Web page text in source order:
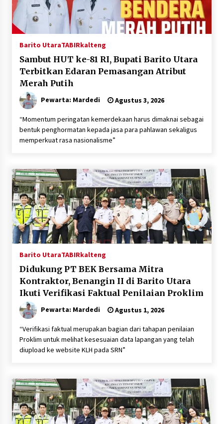
Barito UtaraTABIRkalteng
Sambut HUT ke-81 RI, Bupati Barito Utara
Terbitkan Edaran Pemasangan Atribut
Merah Putih
Pewarta: Mardedi Agustus 3, 2026
“Momentum peringatan kemerdekaan harus dimaknai sebagai
bentuk penghormatan kepada jasa para pahlawan sekaligus
memperkuat rasa nasionalisme”
Barito UtaraTABIRkalteng
Didukung PT BEK Bersama Mitra
Kontraktor, Benangin II di Barito Utara
Ikuti Verifikasi Faktual Penilaian Proklim
Pewarta: Mardedi Agustus 1, 2026
“Verifikasi faktual merupakan bagian dari tahapan penilaian
Proklim untuk melihat kesesuaian data lapangan yang telah
diupload ke website KLH pada SRN”